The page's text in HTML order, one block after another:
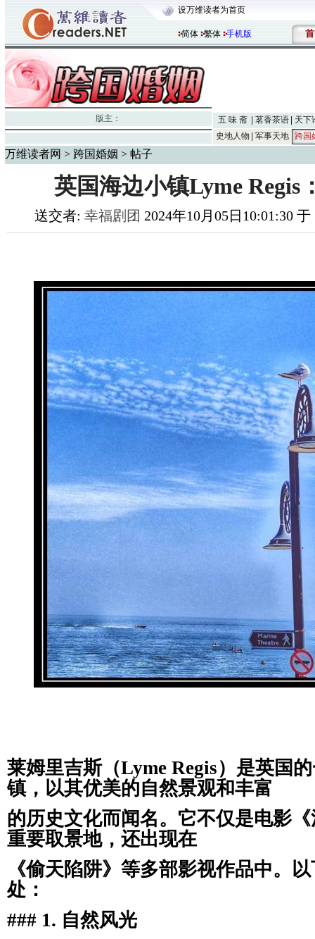
设万维读者为首页
简体 繁体 手机版 首
版主： 五 味 斋 茗香茶语
天下
史地人物
军事天地 跨国
万维读者网 > 跨国婚姻 > 帖子
英国海边小镇Lyme Regis
送交者: 幸福剧团 2024年10月05日10:01:30
莱姆里吉斯（Lyme Regis）是英国
镇，以其优美的自然景观和丰富
的历史文化而闻名。它不仅是电影
重要取景地，还出现在
《偷天陷阱》等多部影视作品中。
处：
### 1. 自然风光